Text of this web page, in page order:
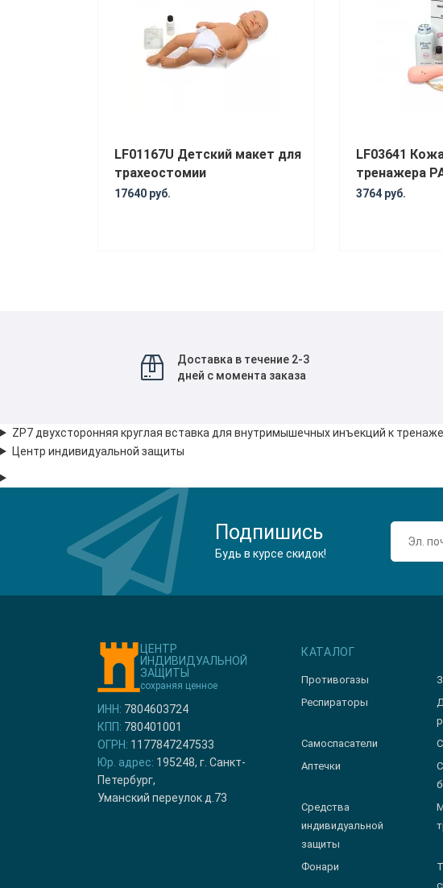
LF01167U Детский макет для
трахеостомии
17640 руб.
LF03641
тренажера
3764 руб.
Доставка в течение 2-3
дней с момента заказа
ZP7 двухсторонняя круглая вставка для внутримышечных инъекций к
Центр индивидуальной защиты
Подпишись
Будь в курсе скидок!
ЦЕНТР
ИНДИВИДУАЛЬНОЙ
ЗАЩИТЫ
сохраняя ценное
ИНН: 7804603724
КПП: 780401001
ОГРН: 1177847247533
Юр. адрес: 195248, г. Санкт-
Петербург,
Уманский переулок д.73
КАТАЛОГ
Противогазы
Респираторы
Самоспасатели
Аптечки
Средства
индивидуальной
защиты
Фонари